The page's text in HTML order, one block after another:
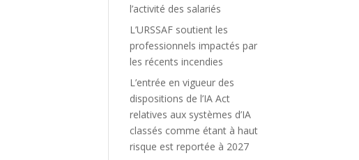
l’activité des salariés
L’URSSAF soutient les
professionnels impactés par
les récents incendies
L’entrée en vigueur des
dispositions de l’IA Act
relatives aux systèmes d’IA
classés comme étant à haut
risque est reportée à 2027